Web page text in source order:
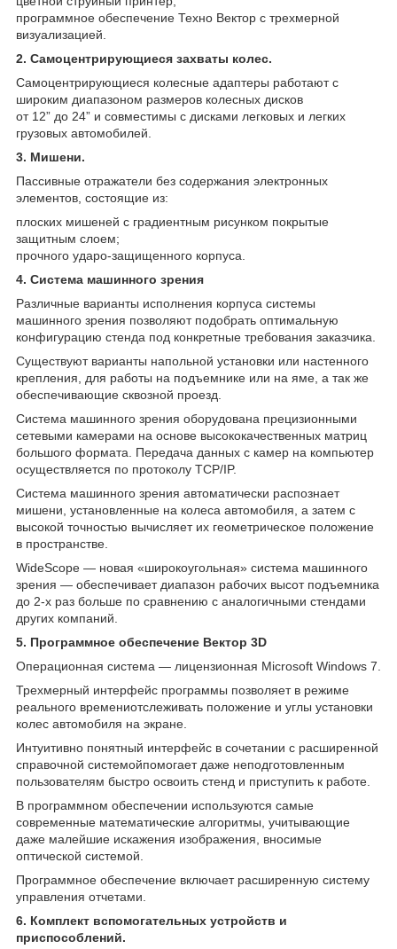
программное обеспечение Техно Вектор с трехмерной
визуализацией.
2. Самоцентрирующиеся захваты колес.
Самоцентрирующиеся колесные адаптеры работают с
широким диапазоном размеров колесных дисков
от 12” до 24” и совместимы с дисками легковых и легких
грузовых автомобилей.
3. Мишени.
Пассивные отражатели без содержания электронных
элементов, состоящие из:
плоских мишеней с градиентным рисунком покрытые
защитным слоем;
прочного ударо-защищенного корпуса.
4. Система машинного зрения
Различные варианты исполнения корпуса системы
машинного зрения позволяют подобрать оптимальную
конфигурацию стенда под конкретные требования заказчика.
Существуют варианты напольной установки или настенного
крепления, для работы на подъемнике или на яме, а так же
обеспечивающие сквозной проезд.
Система машинного зрения оборудована прецизионными
сетевыми камерами на основе высококачественных матриц
большого формата. Передача данных с камер на компьютер
осуществляется по протоколу TCP/IP.
Система машинного зрения автоматически распознает
мишени, установленные на колеса автомобиля, а затем с
высокой точностью вычисляет их геометрическое положение
в пространстве.
WideScope ― новая «широкоугольная» система машинного
зрения — обеспечивает диапазон рабочих высот подъемника
до 2-х раз больше по сравнению с аналогичными стендами
других компаний.
5. Программное обеспечение Вектор 3D
Операционная система ― лицензионная Microsoft Windows 7.
Трехмерный интерфейс программы позволяет в режиме
реального времениотслеживать положение и углы установки
колес автомобиля на экране.
Интуитивно понятный интерфейс в сочетании с расширенной
справочной системойпомогает даже неподготовленным
пользователям быстро освоить стенд и приступить к работе.
В программном обеспечении используются самые
современные математические алгоритмы, учитывающие
даже малейшие искажения изображения, вносимые
оптической системой.
Программное обеспечение включает расширенную систему
управления отчетами.
6. Комплект вспомогательных устройств и
приспособлений.